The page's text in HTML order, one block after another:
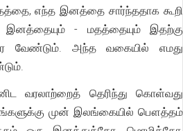
எந்த இனத்தை சார்ந்ததாக கூறி
இனத்தையும் - மதத்தையும் இதற்கு
வேண்டும். அந்த வகையில் எமது
வரலாற்றைத் தெரிந்து கொள்வது
முன் இலங்கையில் பௌத்தம்